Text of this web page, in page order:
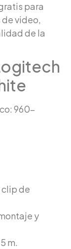
para
video,
de la
960-
de
y
m.